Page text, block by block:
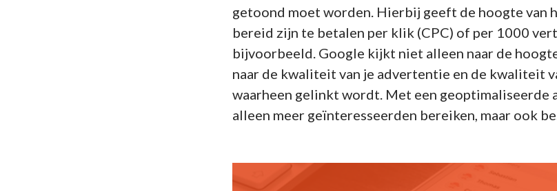
getoond moet worden. Hierbij geeft de hoogte van
bereid zijn te betalen per klik (CPC) of per 1000
bijvoorbeeld. Google kijkt niet alleen naar de
naar de kwaliteit van je advertentie en de kwaliteit
waarheen gelinkt wordt. Met een geoptimaliseerde
alleen meer geïnteresseerden bereiken, maar ook